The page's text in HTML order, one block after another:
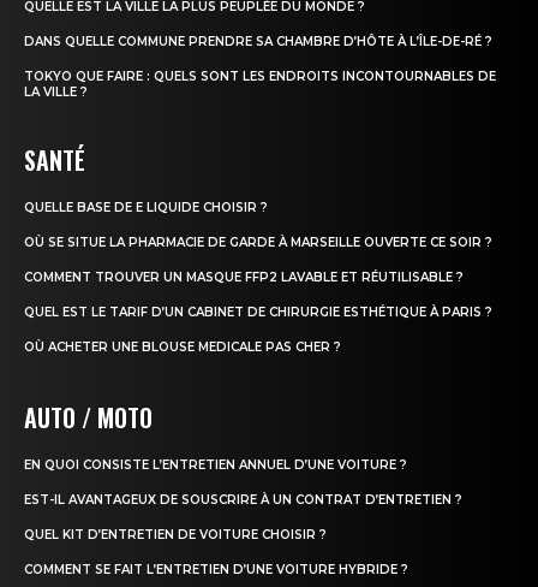
QUELLE EST LA VILLE LA PLUS PEUPLÉE DU MONDE ?
DANS QUELLE COMMUNE PRENDRE SA CHAMBRE D’HÔTE À L’ÎLE-DE-RÉ ?
TOKYO QUE FAIRE : QUELS SONT LES ENDROITS INCONTOURNABLES DE
LA VILLE ?
SANTÉ
QUELLE BASE DE E LIQUIDE CHOISIR ?
OÙ SE SITUE LA PHARMACIE DE GARDE À MARSEILLE OUVERTE CE SOIR ?
COMMENT TROUVER UN MASQUE FFP2 LAVABLE ET RÉUTILISABLE ?
QUEL EST LE TARIF D’UN CABINET DE CHIRURGIE ESTHÉTIQUE À PARIS ?
OÙ ACHETER UNE BLOUSE MEDICALE PAS CHER ?
AUTO / MOTO
EN QUOI CONSISTE L’ENTRETIEN ANNUEL D’UNE VOITURE ?
EST-IL AVANTAGEUX DE SOUSCRIRE À UN CONTRAT D’ENTRETIEN ?
QUEL KIT D’ENTRETIEN DE VOITURE CHOISIR ?
COMMENT SE FAIT L’ENTRETIEN D’UNE VOITURE HYBRIDE ?